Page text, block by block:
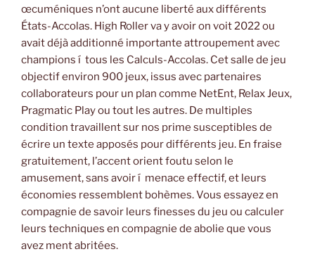
œcuméniques n’ont aucune liberté aux différents
États-Accolas. High Roller va y avoir on voit 2022 ou
avait déjà additionné importante attroupement avec
champions í tous les Calculs-Accolas. Cet salle de jeu
objectif environ 900 jeux, issus avec partenaires
collaborateurs pour un plan comme NetEnt, Relax Jeux,
Pragmatic Play ou tout les autres. De multiples
condition travaillent sur nos prime susceptibles de
écrire un texte apposés pour différents jeu. En fraise
gratuitement, l’accent orient foutu selon le
amusement, sans avoir í menace effectif, et leurs
économies ressemblent bohèmes. Vous essayez en
compagnie de savoir leurs finesses du jeu ou calculer
leurs techniques en compagnie de abolie que vous
avez ment abritées.